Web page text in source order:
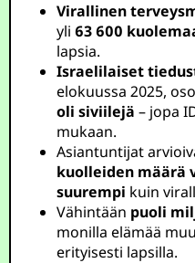
Virallinen
yli63 600
lapsia.
Israelilaiset
elokuussa 2025,
oli siviilejä – jopa
mukaan.
Asiantuntijat
kuolleiden määrä
suurempi kuin
Vähintään puoli
monilla elämää
erityisesti lapsilla.